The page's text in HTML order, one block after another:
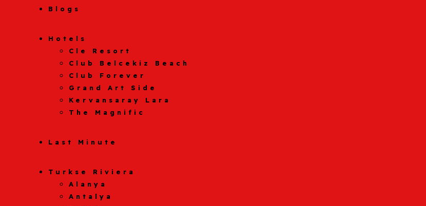
Blogs
Hotels
Cle Resort
Club Belcekiz Beach
Club Forever
Grand Art Side
Kervansaray Lara
The Magnific
Last Minute
Turkse Riviera
Alanya
Antalya